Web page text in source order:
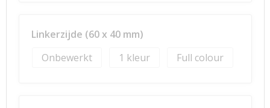
Linkerzijde (60 x 40 mm)
Onbewerkt
1 Full colour